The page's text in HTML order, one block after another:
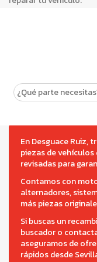
envíos. Compra
confianza de un
En Desguace Ruiz,
piezas de
revisadas para
Contamos con
alternadores,
más piezas
Si buscas un
buscador o
aseguramos de
rápidos desde